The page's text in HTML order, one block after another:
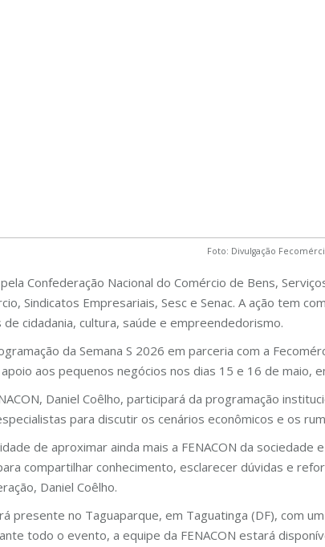
Foto: Divulgação
Confederação Nacional do Comércio de Bens,
Sindicatos Empresariais, Sesc e Senac. A ação tem
cidadania, cultura, saúde e empreendedorismo.
da Semana S 2026 em parceria com a
aos pequenos negócios nos dias 15 e 16 de maio,
Daniel Coêlho, participará da programação
para discutir os cenários econômicos e os
de aproximar ainda mais a FENACON da
compartilhar conhecimento, esclarecer dúvidas e
Daniel Coêlho.
presente no Taguaparque, em Taguatinga (DF), com
todo o evento, a equipe da FENACON estará